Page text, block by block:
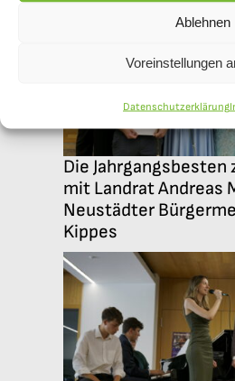
Ablehnen
Voreinstellungen
Datenschutzerklärung
Die Jahrgangsbesten
mit Landrat Andreas
Neustädter
Kippes